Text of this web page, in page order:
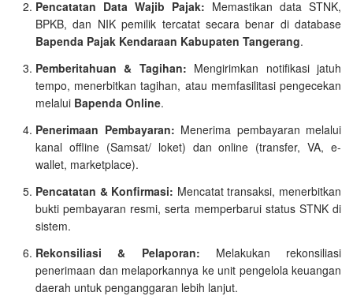
Pencatatan Data Wajib Pajak: Memastikan data STNK,
BPKB, dan NIK pemilik tercatat secara benar di database
Bapenda Pajak Kendaraan Kabupaten Tangerang.
Pemberitahuan & Tagihan: Mengirimkan notifikasi jatuh
tempo, menerbitkan tagihan, atau memfasilitasi pengecekan
melalui Bapenda Online.
Penerimaan Pembayaran: Menerima pembayaran melalui
kanal offline (Samsat/ loket) dan online (transfer, VA, e-
wallet, marketplace).
Pencatatan & Konfirmasi: Mencatat transaksi, menerbitkan
bukti pembayaran resmi, serta memperbarui status STNK di
sistem.
Rekonsiliasi & Pelaporan: Melakukan rekonsiliasi
penerimaan dan melaporkannya ke unit pengelola keuangan
daerah untuk penganggaran lebih lanjut.